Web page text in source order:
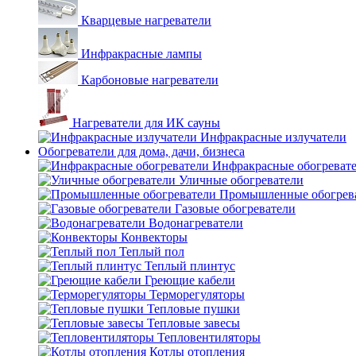
Кварцевые нагреватели
Инфракрасные лампы
Карбоновые нагреватели
Нагреватели для ИК сауны
Инфракрасные излучатели
Обогреватели для дома, дачи, бизнеса
Инфракрасные
Уличные обогреватели
Промышленные
Газовые обогреватели
Водонагреватели
Конвекторы
Теплый пол
Теплый плинтус
Греющие кабели
Терморегуляторы
Тепловые пушки
Тепловые завесы
Тепловентиляторы
Котлы отопления